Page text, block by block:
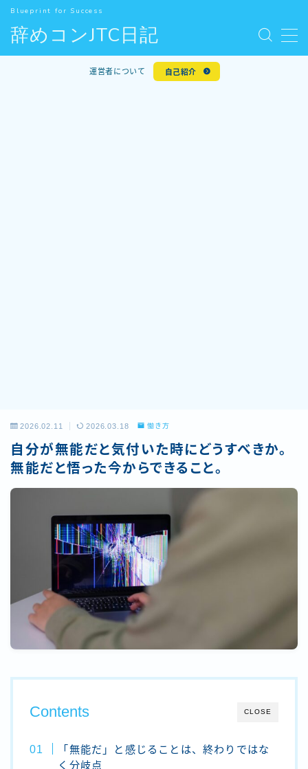
辞めコンJTC日記
Blueprint for Success
運営者について 自己紹介
2026.02.11 2026.03.18 働き方
自分が無能だと気付いた時にどうすべきか。
無能だと悟った今からできること。
CLOSE
Contents
「無能だ」と感じることは、終わりではな
く分岐点